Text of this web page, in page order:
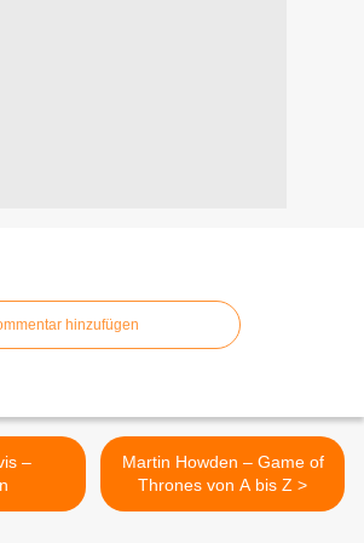
hinzufügen
Martin Howden – Game of
Thrones von A bis Z >